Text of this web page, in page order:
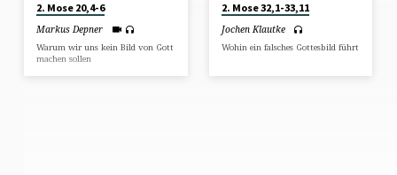
2. Mose 20,4-6
Markus Depner
Warum wir uns kein Bild von Gott
machen sollen
2. Mose 32,1-33,11
Jochen Klautke
Wohin ein falsches Gottesbild führt